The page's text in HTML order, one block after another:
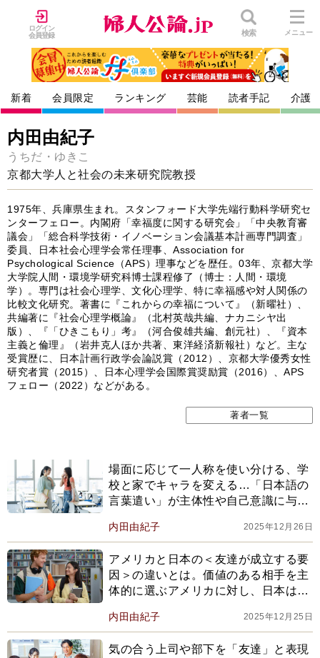
ログイン
会員登録
検索 メニュー
新着 会員限定 ランキング 芸能 読者手記 介護
内田由紀子
うちだ・ゆきこ
京都大学人と社会の未来研究院教授
1975年、兵庫県生まれ。スタンフォード大学先端行動科学研究セ
ンターフェロー。内閣府「幸福度に関する研究会」「中央教育審
議会」「総合科学技術・イノベーション会議基本計画専門調査」
委員、日本社会心理学会常任理事、Association for
Psychological Science（APS）理事などを歴任。03年、京都大学
大学院人間・環境学研究科博士課程修了（博士：人間・環境
学）。専門は社会心理学、文化心理学、特に幸福感や対人関係の
比較文化研究。著書に『これからの幸福について』（新曜社）、
共編著に『社会心理学概論』（北村英哉共編、ナカニシヤ出
版）、『「ひきこもり」考』（河合俊雄共編、創元社）、『資本
主義と倫理』（岩井克人ほか共著、東洋経済新報社）など。主な
受賞歴に、日本計画行政学会論説賞（2012）、京都大学優秀女性
研究者賞（2015）、日本心理学会国際賞奨励賞（2016）、APS
フェロー（2022）などがある。
著者一覧
場面に応じて一人称を使い分ける、学
校と家でキャラを変える…「日本語の
言葉遣い」が主体性や自己意識に与え
内田由紀子 2025年12月26日
アメリカと日本の＜友達が成立する要
因＞の違いとは。価値のある相手を主
体的に選ぶアメリカに対し、日本は…
内田由紀子 2025年12月25日
気の合う上司や部下を「友達」と表現